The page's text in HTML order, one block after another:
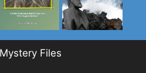
Mystery Files